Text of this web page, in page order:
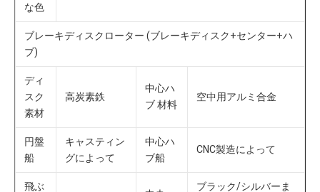
な色
ブレーキディスクローター (ブレーキディスク+センター+ハ
ブ)
ディ
スク
素材
高炭素鉄
中心ハ
ブ 材料
空中用アルミ合金
円盤
船
キャスティン
グによって
中心ハ
ブ船
CNC製造によって
飛ぶ
ブラック/シルバーま